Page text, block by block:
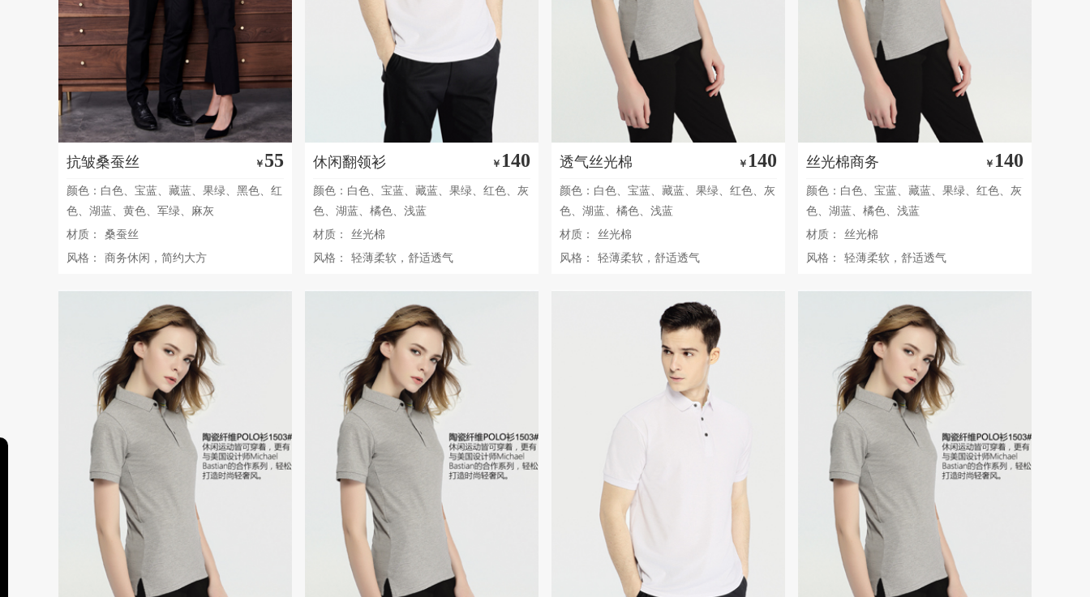
抗皱桑蚕丝 ￥ 55
颜色：白色、宝蓝、藏蓝、果绿、黑色、红
色、湖蓝、黄色、军绿、麻灰
材质：
桑蚕丝
风格：
商务休闲，简约大方
休闲翻领衫 ￥ 140
颜色：白色、宝蓝、藏蓝、果绿、红色、灰
色、湖蓝、橘色、浅蓝
材质：
丝光棉
风格：
轻薄柔软，舒适透气
透气丝光棉 ￥ 140
颜色：白色、宝蓝、藏蓝、果绿、红色、灰
色、湖蓝、橘色、浅蓝
材质：
丝光棉
风格：
轻薄柔软，舒适透气
丝光棉商务 ￥ 140
颜色：白色、宝蓝、藏蓝、果绿、红色、灰
色、湖蓝、橘色、浅蓝
材质：
丝光棉
风格：
轻薄柔软，舒适透气